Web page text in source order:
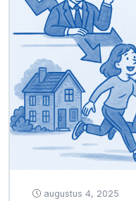
augustus 4, 2025